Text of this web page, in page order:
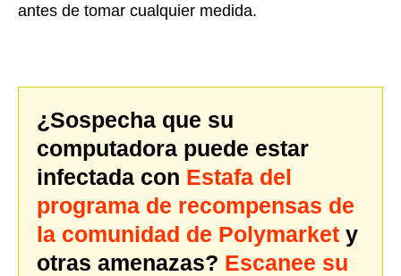
antes de tomar cualquier medida.
¿Sospecha que su
computadora puede estar
infectada con Estafa del
programa de recompensas de
la comunidad de Polymarket y
otras amenazas? Escanee su